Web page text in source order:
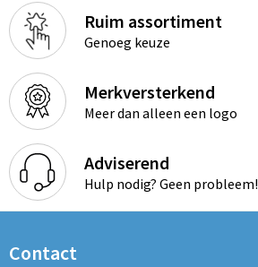
Ruim assortiment
Genoeg keuze
Merkversterkend
Meer dan alleen een logo
Adviserend
Hulp nodig? Geen probleem!
Contact